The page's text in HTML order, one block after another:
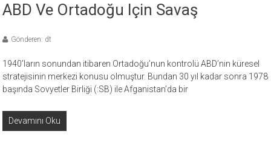
ABD Ve Ortadoğu Için Savaş
Gönderen: dt
1940’ların sonundan itibaren Ortadoğu’nun kontrolü ABD’nin küresel
stratejisinin merkezi konusu olmuştur. Bundan 30 yıl kadar sonra 1978
başında Sovyetler Birliği (:SB) ile Afganistan’da bir
Devamını Oku